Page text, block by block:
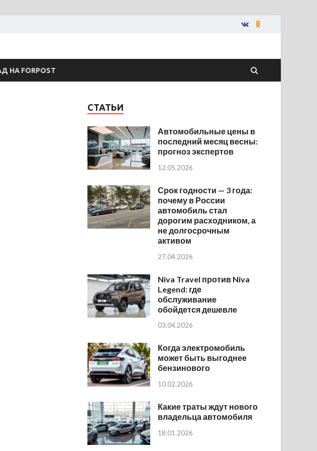
НА FORPOST
СТАТЬИ
Автомобильные цены в
последний месяц весны:
прогноз экспертов
12.05.2026
Срок годности — 3 года:
почему в России
автомобиль стал
дорогим расходником, а
не долгосрочным
активом
27.04.2026
Niva Travel против Niva
Legend: где
обслуживание
обойдется дешевле
03.04.2026
Когда электромобиль
может быть выгоднее
бензинового
10.02.2026
Какие траты ждут нового
владельца автомобиля
18.01.2026